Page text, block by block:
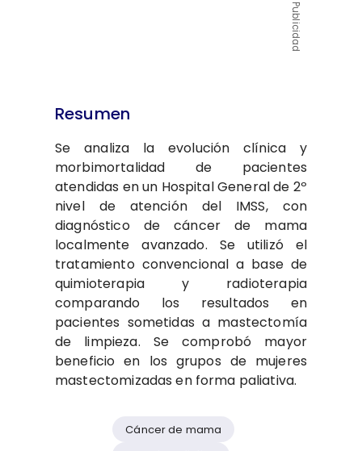
Publicidad
Resumen
Se analiza la evolución clínica y
morbimortalidad de pacientes
atendidas en un Hospital General de 2º
nivel de atención del IMSS, con
diagnóstico de cáncer de mama
localmente avanzado. Se utilizó el
tratamiento convencio­nal a base de
quimioterapia y ra­dioterapia
comparando los resul­tados en
pacientes sometidas a mastectomía
de limpieza. Se comprobó mayor
beneficio en los grupos de mujeres
mastectomi­zadas en forma paliativa.
Cáncer de mama